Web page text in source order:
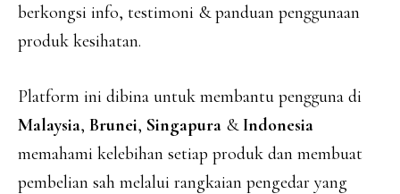
berkongsi info, testimoni & panduan penggunaan
produk kesihatan.
Platform ini dibina untuk membantu pengguna di
Malaysia, Brunei, Singapura &Indonesia
memahami kelebihan setiap produk dan membuat
pembelian sah melalui rangkaian pengedar yang